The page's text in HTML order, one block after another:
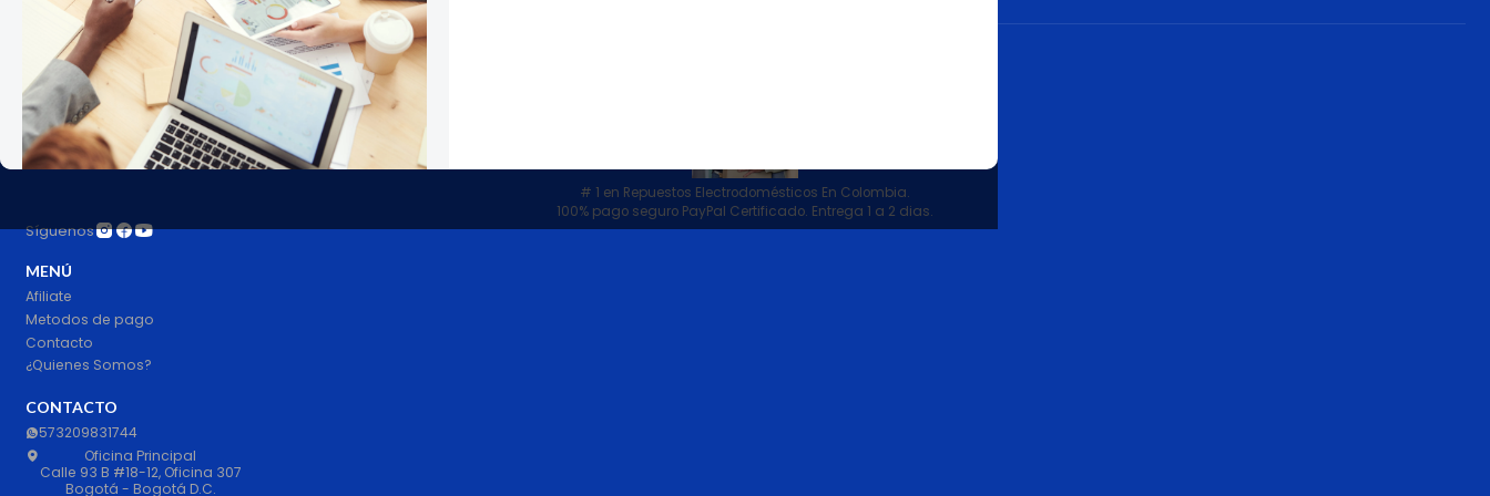
# 1 en Repuestos Electrodomésticos En Colombia.
100% pago seguro PayPal Certificado. Entrega 1 a 2 dias.
Síguenos
MENÚ
Afiliate
Metodos de pago
Contacto
¿Quienes Somos?
CONTACTO
573209831744
Oficina Principal
Calle 93 B #18-12, Oficina 307
Bogotá - Bogotá D.C.